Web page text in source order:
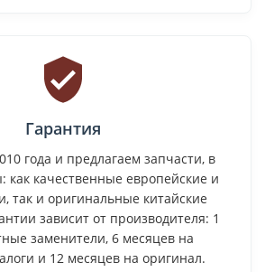
Гарантия
года и предлагаем запчасти, в
как качественные европейские и
так и оригинальные китайские
зависит от производителя: 1
заменители, 6 месяцев на
и 12 месяцев на оригинал.